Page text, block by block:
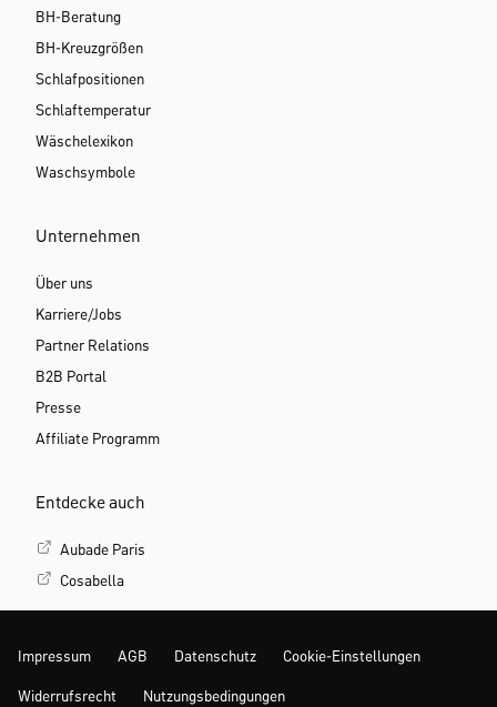
BH-Beratung
BH-Kreuzgrößen
Schlafpositionen
Schlaftemperatur
Wäschelexikon
Waschsymbole
Unternehmen
Über uns
Karriere/Jobs
Partner Relations
B2B Portal
Presse
Affiliate Programm
Entdecke auch
Aubade Paris
Cosabella
Impressum AGB Datenschutz Cookie-Einstellungen
Widerrufsrecht Nutzungsbedingungen